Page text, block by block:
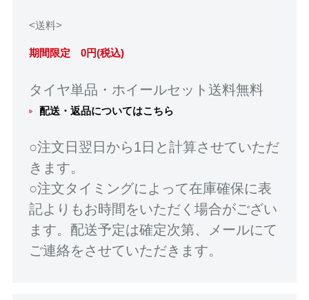
<送料>
期間限定 0円(税込)
タイヤ単品・ホイールセット送料無料
配送・返品についてはこちら
○注文日翌日から1日と計算させていただ
きます。
○注文タイミングによって在庫確保に表
記よりもお時間をいただく場合がござい
ます。配送予定は確定次第、メールにて
ご連絡をさせていただきます。